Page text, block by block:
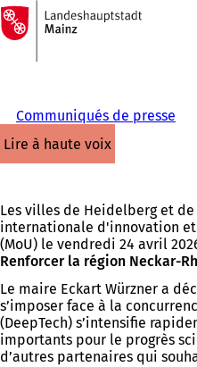
Accéder au contenu
Vers
la
page
d'accueil
Communiqués de presse
lire à haute voix
Les villes de Heidelberg et
internationale d'innovation et
(MoU) le vendredi 24 avril
Renforcer la région Neckar-
Le maire Eckart Würzner a
s’imposer face à la
(DeepTech) s’intensifie
importants pour le progrès
d’autres partenaires qui